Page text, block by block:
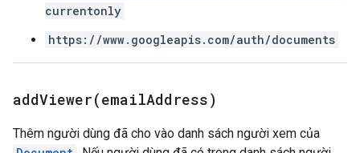
currentonly
https://www.googleapis.com/auth/documents
addViewer(emailAddress)
Thêm người dùng đã cho vào danh sách người xem của